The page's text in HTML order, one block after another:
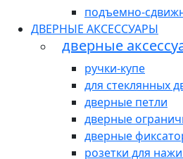
подъемно-
ДВЕРНЫЕ АКСЕССУАРЫ
дверные
ручки-купе
для стеклянных
дверные петли
дверные
дверные
розетки для